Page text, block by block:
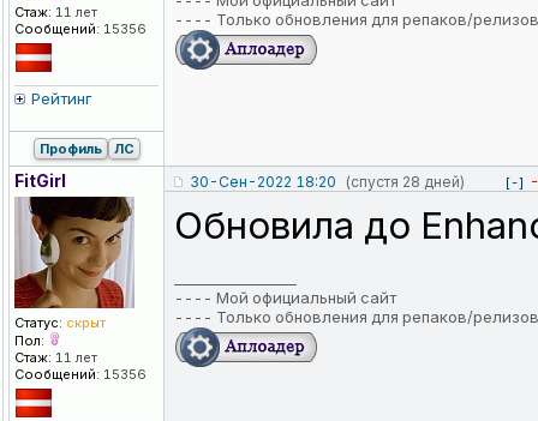
Стаж: 11 лет
Сообщений: 15356
Рейтинг
---- Только обновления для репаков/релизов
Профиль ЛС
FitGirl
Статус: скрыт
Пол:
Стаж: 11 лет
Сообщений: 15356
30-Сен-2022 18:20 (спустя 28 дней) [-]
Обновила до
---- Мой официальный сайт
---- Только обновления для репаков/релизов